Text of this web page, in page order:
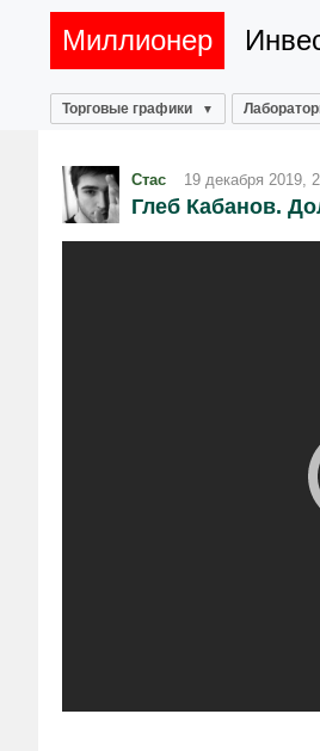
Миллионер
Торговые графики
Стас 19 декабря 2019,
Глеб Кабанов.